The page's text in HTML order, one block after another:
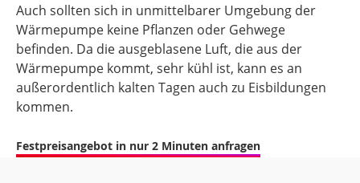
Auch sollten sich in unmittelbarer Umgebung der
Wärmepumpe keine Pflanzen oder Gehwege
befinden. Da die ausgeblasene Luft, die aus der
Wärmepumpe kommt, sehr kühl ist, kann es an
außerordentlich kalten Tagen auch zu Eisbildungen
kommen.
Festpreisangebot in nur 2 Minuten anfragen